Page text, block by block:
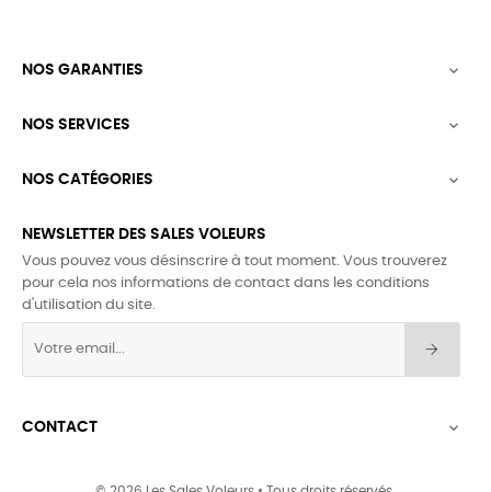
NOS GARANTIES 
NOS SERVICES 
NOS CATÉGORIES 
NEWSLETTER DES SALES VOLEURS
Vous pouvez vous désinscrire à tout moment. Vous trouverez
pour cela nos informations de contact dans les conditions
d'utilisation du site.
CONTACT 